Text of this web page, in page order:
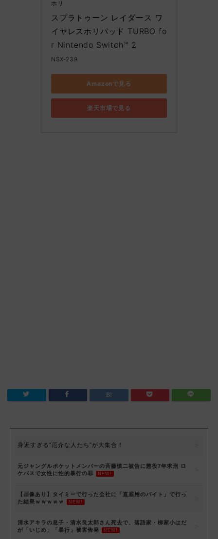
ホリ
スプラトゥーン レイダース ワ
イヤレスホリパッド TURBO fo
r Nintendo Switch™ 2
NSX-239
Amazonで見る
楽天市場で見る
身近すぎる“厄介な人たち”が大集合！
元ジャングルポケットメンバーの斉藤慎二被告に懲役7年求刑 ロ
ケバスで女性に性的暴行の罪
NEW!
【画像あり】タイミーで行った会社に「直雇用のバイト」で行っ
た結果ｗｗｗｗｗ
NEW!
清水アキラの息子・清水良太郎さん死去で、落語家・柳家小はだ
が「いじめ」「暴行」被害告発
NEW!